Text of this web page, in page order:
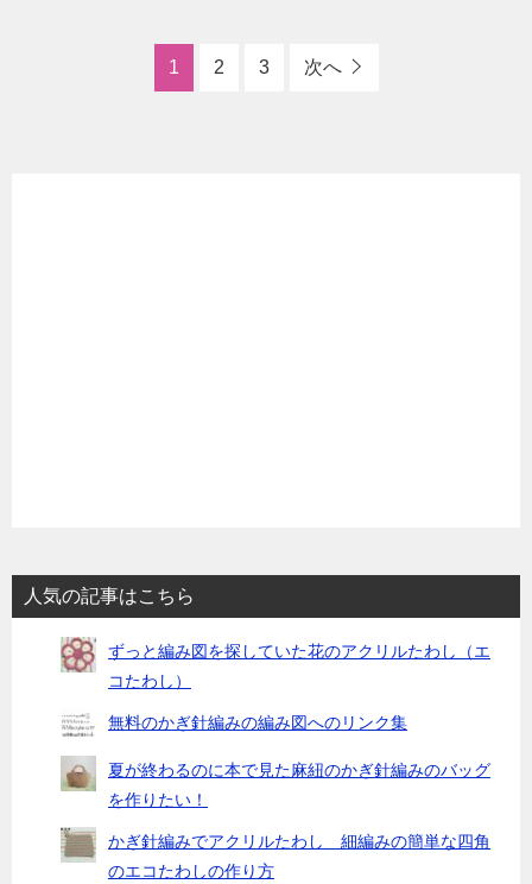
1 2 3 次へ
人気の記事はこちら
ずっと編み図を探していた花のアクリルたわし（エ
コたわし）
無料のかぎ針編みの編み図へのリンク集
夏が終わるのに本で見た麻紐のかぎ針編みのバッグ
を作りたい！
かぎ針編みでアクリルたわし 細編みの簡単な四角
のエコたわしの作り方